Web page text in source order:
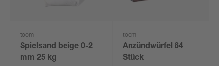
toom
Spielsand beige 0-2
mm 25 kg
toom
Anzündwürfel 64
Stück